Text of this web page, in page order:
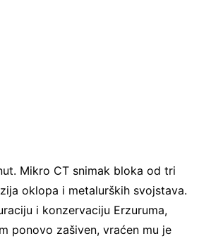
Mikro CT snimak bloka od tri
oklopa i metalurških svojstava.
i konzervaciju Erzuruma,
ponovo zašiven, vraćen mu je